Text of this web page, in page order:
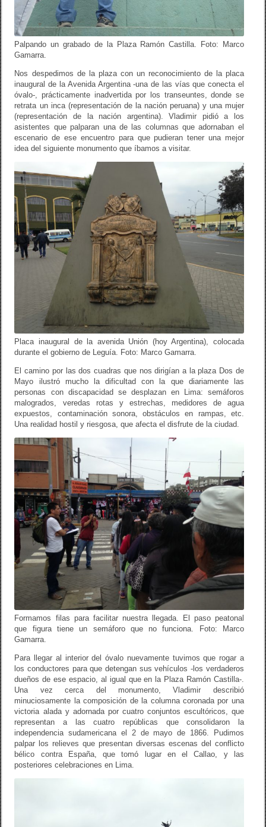
Palpando un grabado de la Plaza Ramón Castilla. Foto: Marco
Gamarra.
Nos despedimos de la plaza con un reconocimiento de la placa
inaugural de la Avenida Argentina -una de las vías que conecta el
óvalo-, prácticamente inadvertida por los transeuntes, donde se
retrata un inca (representación de la nación peruana) y una mujer
(representación de la nación argentina). Vladimir pidió a los
asistentes que palparan una de las columnas que adornaban el
escenario de ese encuentro para que pudieran tener una mejor
idea del siguiente monumento que íbamos a visitar.
Placa inaugural de la avenida Unión (hoy Argentina), colocada
durante el gobierno de Leguía. Foto: Marco Gamarra.
El camino por las dos cuadras que nos dirigían a la plaza Dos de
Mayo ilustró mucho la dificultad con la que diariamente las
personas con discapacidad se desplazan en Lima: semáforos
malogrados, veredas rotas y estrechas, medidores de agua
expuestos, contaminación sonora, obstáculos en rampas, etc.
Una realidad hostil y riesgosa, que afecta el disfrute de la ciudad.
Formamos filas para facilitar nuestra llegada. El paso peatonal
que figura tiene un semáforo que no funciona. Foto: Marco
Gamarra.
Para llegar al interior del óvalo nuevamente tuvimos que rogar a
los conductores para que detengan sus vehículos -los verdaderos
dueños de ese espacio, al igual que en la Plaza Ramón Castilla-.
Una vez cerca del monumento, Vladimir describió
minuciosamente la composición de la columna coronada por una
victoria alada y adornada por cuatro conjuntos escultóricos, que
representan a las cuatro repúblicas que consolidaron la
independencia sudamericana el 2 de mayo de 1866. Pudimos
palpar los relieves que presentan diversas escenas del conflicto
bélico contra España, que tomó lugar en el Callao, y las
posteriores celebraciones en Lima.